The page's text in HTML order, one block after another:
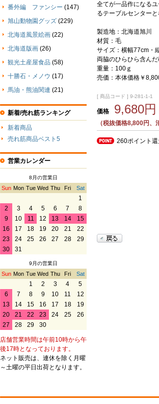
全てが一品作になる
るテーブルセンターと
製造地：北海道旭川
材質：毛
サイズ：横幅77cm・
両脇のひらひら含んだ
重量：100ｇ
売価：本体価格￥
[ 商品コード ] 9-281-1-1
価格 9,680円
（税抜価格8,800円、
260ポイント還
番外編 ファンシー (147)
旭山動物園グッズ (229)
北海道風景絵画 (22)
北海道版画 (26)
観光土産屋食品 (58)
十勝石・メノウ (17)
馬油・熊油関連 (21)
新着/売れ筋ランキング
新着商品
売れ筋商品ベスト5
営業カレンダー
8月の営業日
Sun Mon Tue Wed Thu Fri Sat
1
2
3 4 5 6 7
8
9
10 11 12 13 14
15
16
17 18 19 20 21
22
23
24 25 26 27 28
29
30
31
9月の営業日
Sun Mon Tue Wed Thu Fri Sat
1 2 3 4
5
6
7 8 9 10 11
12
13
14 15 16 17 18
19
20
21 22 23 24 25
26
27
28 29 30
店舗営業時間は午前10時から午
後17時となっております。
ネット販売は、連休を除く月曜
～土曜の平日出荷となります。